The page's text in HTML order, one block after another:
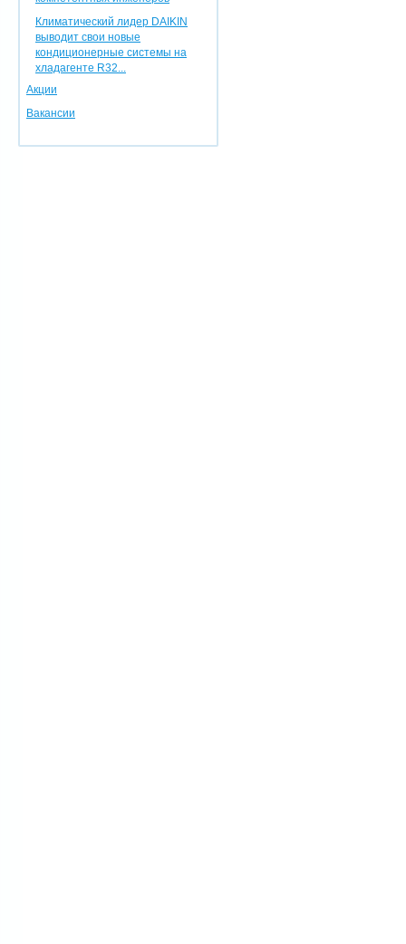
Климатический лидер DAIKIN
выводит свои новые
кондиционерные системы на
хладагенте R32...
Акции
Вакансии